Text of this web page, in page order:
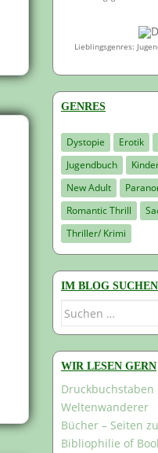
Lieblingsgenres:
GENRES
Dystopie Erotik
Jugendbuch
New Adult
Romantic Thrill
Thriller/ Krimi
IM BLOG SUCHEN
Suchen
WIR LESEN GERN
Druckbuchstaben
Weltenwanderer
Bücher – Seiten
Bibliophilie of